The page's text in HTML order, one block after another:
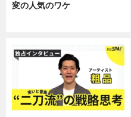
変の人気のワケ